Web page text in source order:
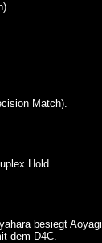
Match).
Hold.
besiegt Aoyagi
dem D4C.